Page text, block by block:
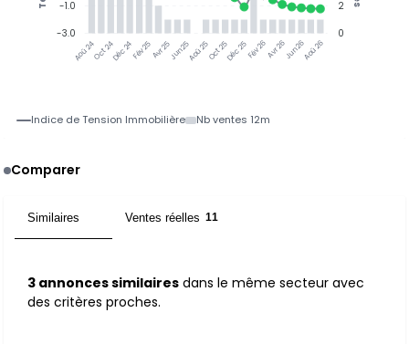
Aoû 24Oct 24Déc 24Fév 25Avr 25Jun 25Aoû 25Oct 25Déc 25Fév 26Avr 26Jun 26Aoû 26
2
0
-1.0
-3.0
Indice de Tension Immobilière Nb ventes 12m
Comparer
Similaires Ventes réelles 11
3 annonces similaires dans le même secteur avec
des critères proches.